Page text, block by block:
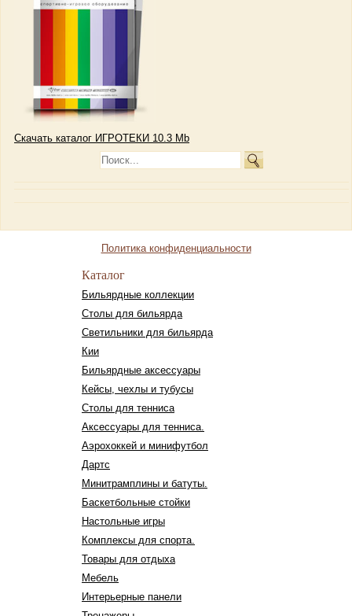
Скачать каталог ИГРОТЕКИ 10.3 Mb
Политика конфиденциальности
Каталог
Бильярдные коллекции
Столы для бильярда
Светильники для бильярда
Кии
Бильярдные аксессуары
Кейсы, чехлы и тубусы
Столы для тенниса
Аксессуары для тенниса.
Аэрохоккей и минифутбол
Дартс
Минитрамплины и батуты.
Баскетбольные стойки
Настольные игры
Комплексы для спорта.
Товары для отдыха
Мебель
Интерьерные панели